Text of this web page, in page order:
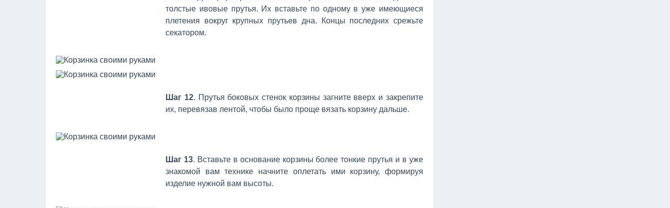
толстые ивовые прутья. Их вставьте по одному в уже имеющиеся
плетения вокруг крупных прутьев дна. Концы последних срежьте
секатором.
Шаг 12. Прутья боковых стенок корзины загните вверх и закрепите
их, перевязав лентой, чтобы было проще вязать корзину дальше.
Шаг 13. Вставьте в основание корзины более тонкие прутья и в уже
знакомой вам технике начните оплетать ими корзину, формируя
изделие нужной вам высоты.